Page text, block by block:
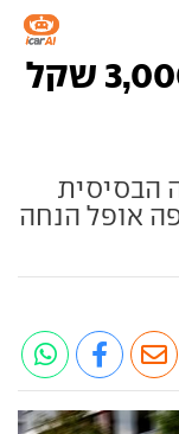
אופל קורסה במבצע: 3,000 שקל
הבסיסית
אופל הנחה